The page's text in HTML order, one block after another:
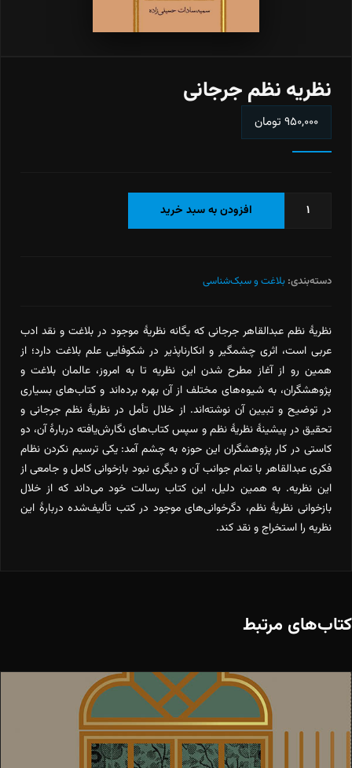
نظریه نظم جرجانی
۹۵۰,۰۰۰ تومان
نظریه
افزودن به سبد خرید
دسته‌بندی: بلاغت و سبک‌شناسی
نظریۀ نظم عبدالقاهر جرجانی که یگانه نظریۀ موجود در بلاغت و نقد ادب
عربی است، اثری چشمگیر و انکارناپذیر در شکوفایی علم بلاغت دارد؛ از
همین رو از آغاز مطرح شدن این نظریه تا به امروز، عالمان بلاغت و
پژوهشگران، به شیوه‌های مختلف از آن بهره برده‌اند و کتاب‌های بسیاری
در توضیح و تبیین آن نوشته‌اند. از خلال تأمل در نظریۀ نظم جرجانی و
تحقیق در پیشینۀ نظریۀ نظم و سپس کتاب‌های نگارش‌یافته دربارۀ آن، دو
کاستی در کار پژوهشگران این حوزه به چشم آمد: یکی ترسیم نکردن نظام
فکری عبدالقاهر با تمام جوانب آن و دیگری نبود بازخوانی کامل و جامعی از
این نظریه. به همین دلیل، این کتاب رسالت خود می‌داند که از خلال
بازخوانی نظریۀ نظم، دگرخوانی‌های موجود در کتب تألیف‌شده دربارۀ این
نظریه را استخراج و نقد کند.
کتاب‌های مرتبط